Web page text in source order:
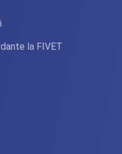
la FIVET